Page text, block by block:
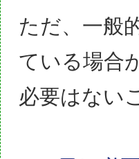
ただ、 一般
ている場合
必要はない